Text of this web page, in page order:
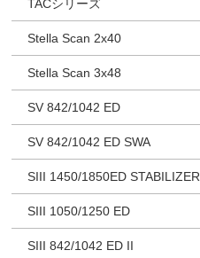
TACシリーズ
Stella Scan 2x40
Stella Scan 3x48
SV 842/1042 ED
SV 842/1042 ED SWA
SIII 1450/1850ED STABILIZER
SIII 1050/1250 ED
SIII 842/1042 ED II